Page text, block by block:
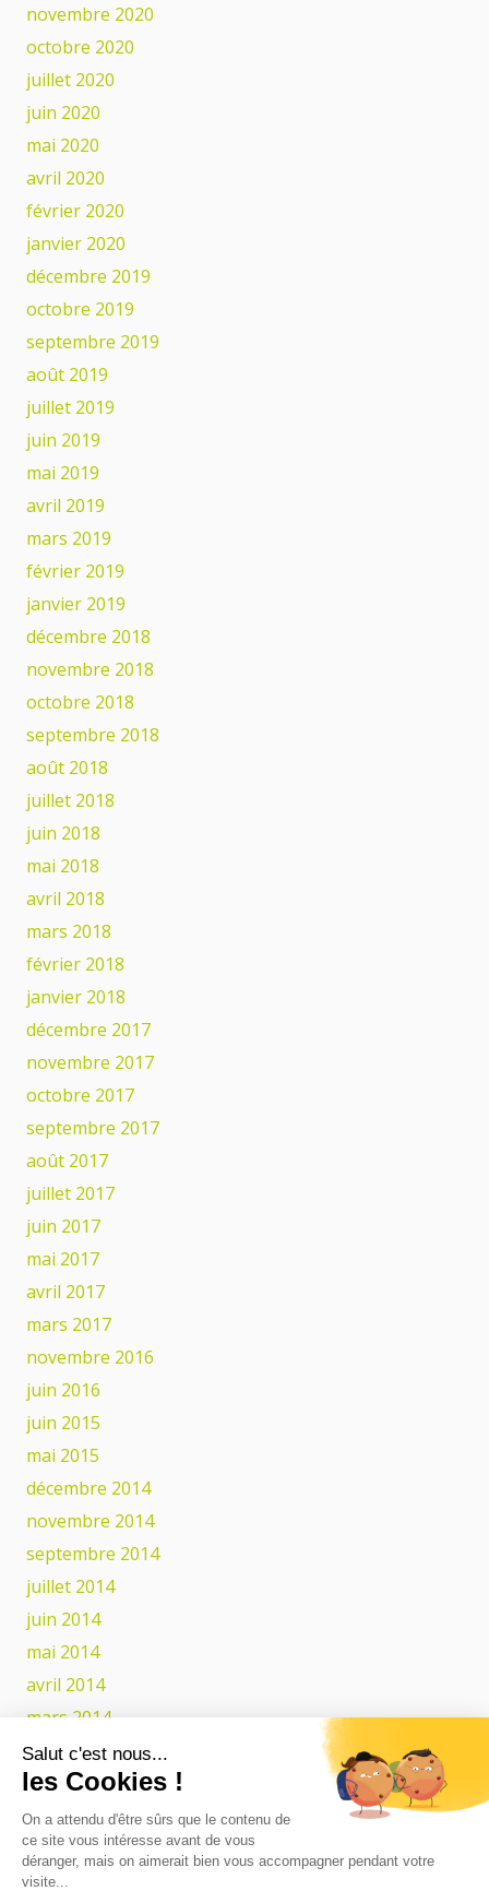
Salut c'est nous...
les Cookies !
On a attendu d'être sûrs que le contenu de
ce site vous intéresse avant de vous
déranger, mais on aimerait bien vous accompagner pendant votre
visite...
novembre 2020
octobre 2020
juillet 2020
juin 2020
mai 2020
avril 2020
février 2020
janvier 2020
décembre 2019
octobre 2019
septembre 2019
août 2019
juillet 2019
juin 2019
mai 2019
avril 2019
mars 2019
février 2019
janvier 2019
décembre 2018
novembre 2018
octobre 2018
septembre 2018
août 2018
juillet 2018
juin 2018
mai 2018
avril 2018
mars 2018
février 2018
janvier 2018
décembre 2017
novembre 2017
octobre 2017
septembre 2017
août 2017
juillet 2017
juin 2017
mai 2017
avril 2017
mars 2017
novembre 2016
juin 2016
juin 2015
mai 2015
décembre 2014
novembre 2014
septembre 2014
juillet 2014
juin 2014
mai 2014
avril 2014
mars 2014
février 2014
Catégories
Actualités